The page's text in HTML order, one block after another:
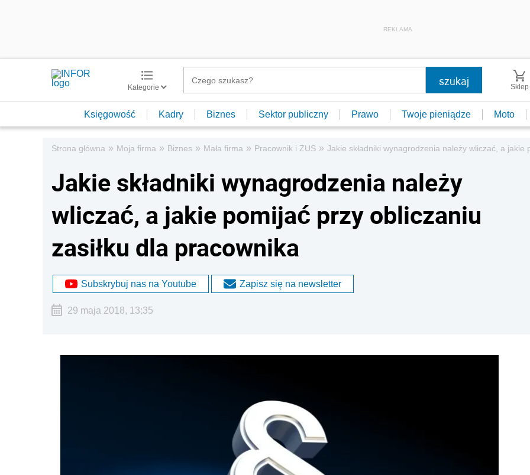
REKLAMA
Kategorie Sklep
Księgowość Kadry Biznes Sektor publiczny Prawo Twoje pieniądze Moto
Strona główna » Moja firma » Biznes » Mała firma » Pracownik i ZUS » Jakie składniki wynagrodzenia należy wliczać, a
Jakie składniki wynagrodzenia należy
wliczać, a jakie pomijać przy obliczaniu
zasiłku dla pracownika
Subskrybuj nas na Youtube Zapisz się na newsletter
29 maja 2018, 13:35